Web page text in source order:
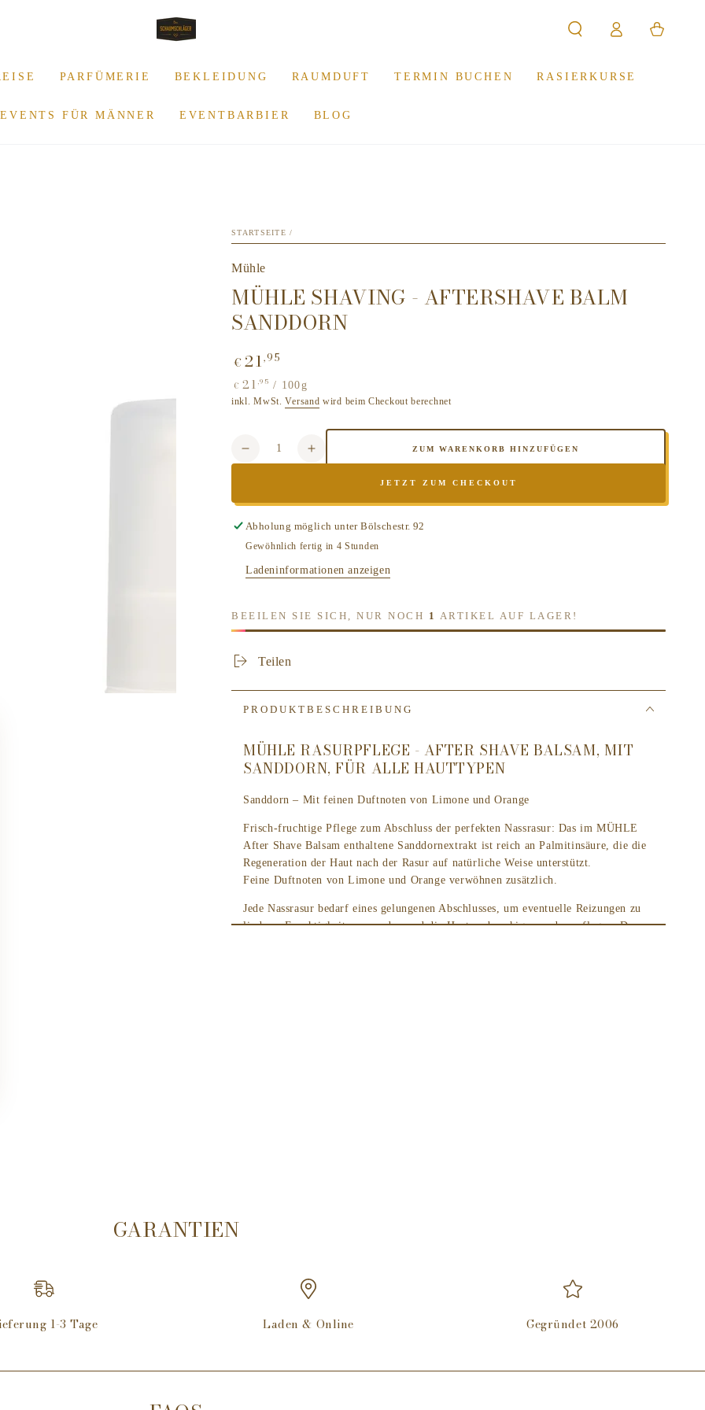
PARFÜMERIE BEKLEIDUNG RAUMDUFT TERMIN BUCHEN RASIERKURSE
EVENTS FÜR MÄNNER EVENTBARBIER BLOG
EinloggenWarenkorb
STARTSEITE /
Mühle
MÜHLE SHAVING - AFTERSHAVE BALM
SANDDORN
Regulärer
€21,95
Stückpreis
€ 21 ,95 / pro
100g
inkl. MwSt.Versand wird beim Checkout berechnet
Verringere
für
MÜHLE
-
Aftershave
Erhöhe
für
MÜHLE
-
Aftershave
ZUM WARENKORB HINZUFÜGEN
JETZT ZUM CHECKOUT
Abholung möglich unterBölschestr. 92
Gewöhnlich fertig in 4 Stunden
Ladeninformationen anzeigen
BEEILEN SIE SICH, NUR NOCH 1 ARTIKEL AUF LAGER!
Teilen
PRODUKTBESCHREIBUNG
MÜHLE RASURPFLEGE - AFTER SHAVE BALSAM, MIT
SANDDORN, FÜR ALLE HAUTTYPEN
Sanddorn – Mit feinen Duftnoten von Limone und Orange
Frisch-fruchtige Pflege zum Abschluss der perfekten Nassrasur: Das im MÜHLE
After Shave Balsam enthaltene Sanddornextrakt ist reich an Palmitinsäure, die die
Regeneration der Haut nach der Rasur auf natürliche Weise unterstützt.
Feine Duftnoten von Limone und Orange verwöhnen zusätzlich.
Jede Nassrasur bedarf eines gelungenen Abschlusses, um eventuelle Reizungen zu
lindern, Feuchtigkeit zu spenden und die Haut zu beruhigen und zu pflegen. Der
GARANTIEN
1-3 Tage Laden & Online Gegründet 2006